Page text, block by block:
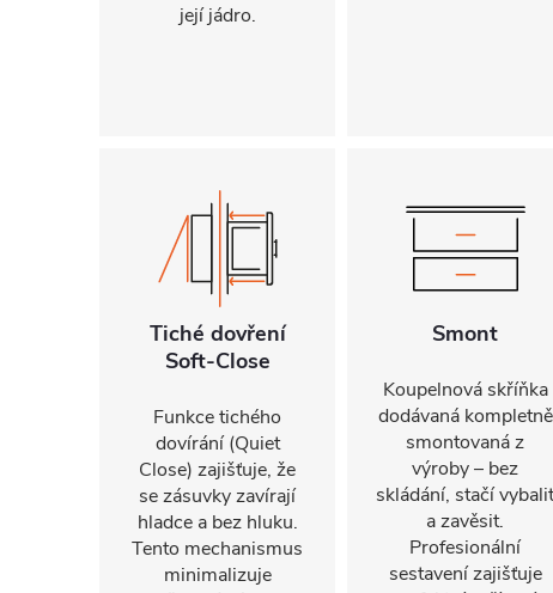
její jádro.
Tiché dovření
Soft-Close
Funkce tichého
dovírání (Quiet
Close) zajišťuje, že
se zásuvky zavírají
hladce a bez hluku.
Tento mechanismus
minimalizuje
Smont
Koupelnová skříňka
dodávaná kompletně
smontovaná z
výroby – bez
skládání, stačí vybalit
a zavěsit.
Profesionální
sestavení zajišťuje